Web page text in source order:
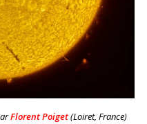
Florent Poiget(Loiret, France)